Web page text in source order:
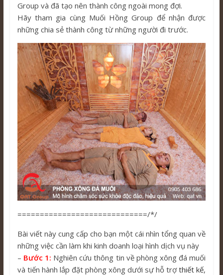
Group và đã tạo nên thành công ngoài mong đợi.
Hãy tham gia cùng Muối Hồng Group để nhận được
những chia sẻ thành công từ những người đi trước.
=============================/*/
Bài viết này cung cấp cho bạn một cái nhìn tổng quan về
những việc cần làm khi kinh doanh loại hình dịch vụ này
– Bước 1: Nghiên cứu thông tin về phòng xông đá muối
và tiến hành lắp đặt phòng xông dưới sự hỗ trợthiết kế,